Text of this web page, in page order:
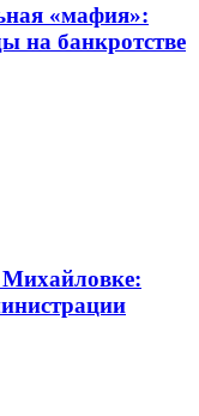
«мафия»:
на банкротстве